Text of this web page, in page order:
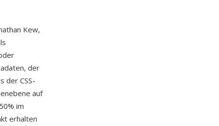
Kew,
der
der CSS-
auf
im
erhalten